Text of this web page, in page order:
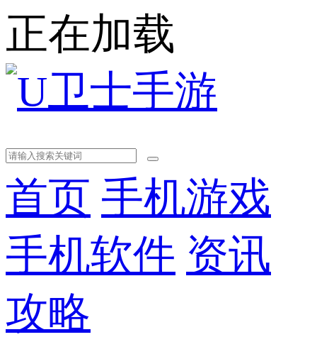
正在加载
首页 手机游戏
手机软件 资讯
攻略